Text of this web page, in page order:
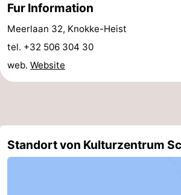
Spielplätze
Bowling
-
Minigolfplätze
Wellness-
Zentren
Dörfer
-
Fur Information
Meerlaan 32, Knokke-Heist
tel. +32 506 304 30
web. Website
Standort von Kulturzentrum